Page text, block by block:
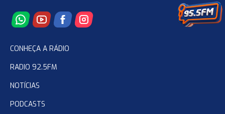
CONHEÇA A RÁDIO
RADIO 92.5FM
NOTÍCIAS
PODCASTS